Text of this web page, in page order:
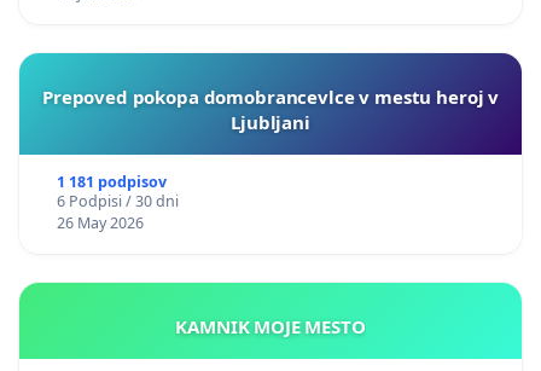
Prepoved pokopa domobrancevlce v mestu heroj v
Ljubljani
1 181 podpisov
6 Podpisi / 30 dni
26 May 2026
KAMNIK MOJE MESTO